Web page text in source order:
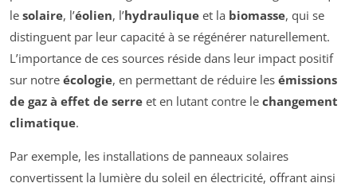
le solaire, l’éolien, l’hydraulique et la biomasse, qui se
distinguent par leur capacité à se régénérer naturellement.
L’importance de ces sources réside dans leur impact positif
sur notre écologie, en permettant de réduire les émissions
de gaz à effet de serre et en lutant contre le changement
climatique.
Par exemple, les installations de panneaux solaires
convertissent la lumière du soleil en électricité, offrant ainsi